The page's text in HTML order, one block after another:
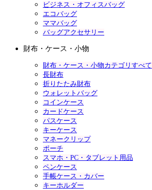
ビジネス・オフィスバッグ
エコバッグ
ママバッグ
バッグアクセサリー
財布・ケース・小物
財布・ケース・小物カテゴリすべて
長財布
折りたたみ財布
ウォレットバッグ
コインケース
カードケース
パスケース
キーケース
マネークリップ
ポーチ
スマホ・PC・タブレット用品
ペンケース
手帳ケース・カバー
キーホルダー